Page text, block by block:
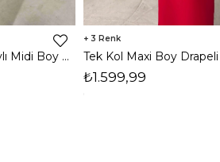
Vatkalı Taşlı Drape Detaylı Midi Boy Lacivert Jesep Kadın Elbise 26Y282
3
₺1.599,99